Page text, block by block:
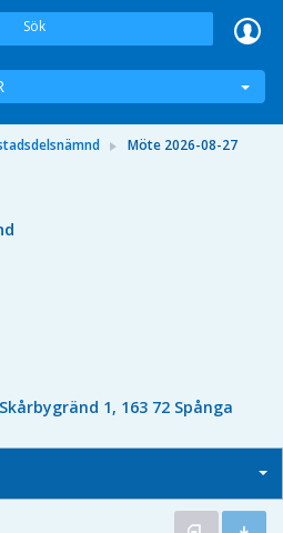
Sök
Möte 2026-08-27
1, 163 72 Spånga